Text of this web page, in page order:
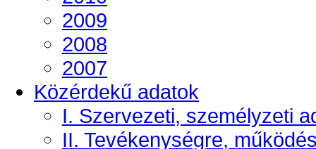
2009
2008
2007
Közérdekű adatok
I. Szervezeti, személyzeti
II. Tevékenységre,